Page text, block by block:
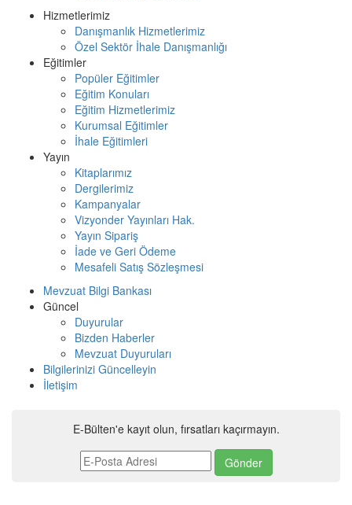
Hizmetlerimiz
Danışmanlık Hizmetlerimiz
Özel Sektör İhale Danışmanlığı
Eğitimler
Popüler Eğitimler
Eğitim Konuları
Eğitim Hizmetlerimiz
Kurumsal Eğitimler
İhale Eğitimleri
Yayın
Kitaplarımız
Dergilerimiz
Kampanyalar
Vizyonder Yayınları Hak.
Yayın Sipariş
İade ve Geri Ödeme
Mesafeli Satış Sözleşmesi
Mevzuat Bilgi Bankası
Güncel
Duyurular
Bizden Haberler
Mevzuat Duyuruları
Bilgilerinizi Güncelleyin
İletişim
E-Bülten'e kayıt olun, fırsatları kaçırmayın.